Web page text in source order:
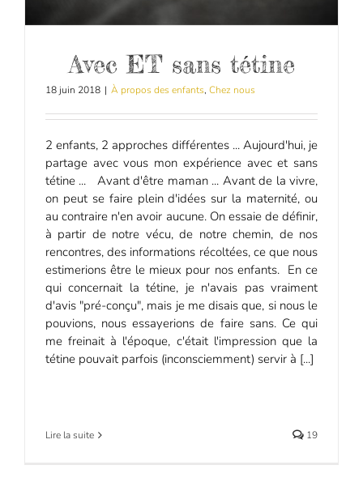
Avec ET sans tétine
18 juin 2018 | À propos des enfants, Chez nous
2 enfants, 2 approches différentes ... Aujourd'hui, je
partage avec vous mon expérience avec et sans
tétine ... Avant d'être maman ... Avant de la vivre,
on peut se faire plein d'idées sur la maternité, ou
au contraire n'en avoir aucune. On essaie de définir,
à partir de notre vécu, de notre chemin, de nos
rencontres, des informations récoltées, ce que nous
estimerions être le mieux pour nos enfants. En ce
qui concernait la tétine, je n'avais pas vraiment
d'avis "pré-conçu", mais je me disais que, si nous le
pouvions, nous essayerions de faire sans. Ce qui
me freinait à l'époque, c'était l'impression que la
tétine pouvait parfois (inconsciemment) servir à [...]
Lire la suite 19